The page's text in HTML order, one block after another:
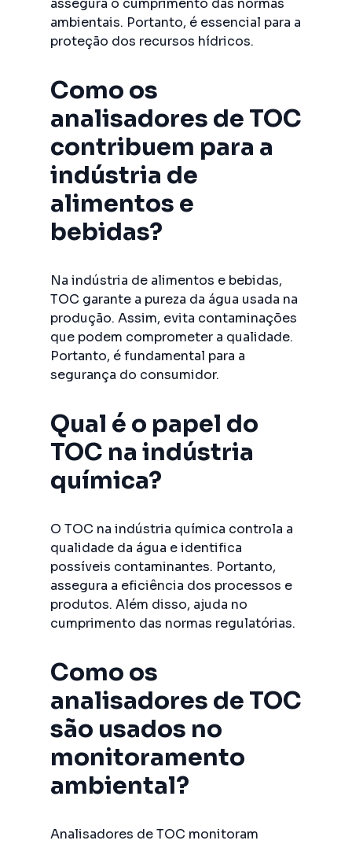
assegura o cumprimento das normas
ambientais. Portanto, é essencial para a
proteção dos recursos hídricos.
Como os
analisadores de TOC
contribuem para a
indústria de
alimentos e
bebidas?
Na indústria de alimentos e bebidas,
TOC garante a pureza da água usada na
produção. Assim, evita contaminações
que podem comprometer a qualidade.
Portanto, é fundamental para a
segurança do consumidor.
Qual é o papel do
TOC na indústria
química?
O TOC na indústria química controla a
qualidade da água e identifica
possíveis contaminantes. Portanto,
assegura a eficiência dos processos e
produtos. Além disso, ajuda no
cumprimento das normas regulatórias.
Como os
analisadores de TOC
são usados no
monitoramento
ambiental?
Analisadores de TOC monitoram